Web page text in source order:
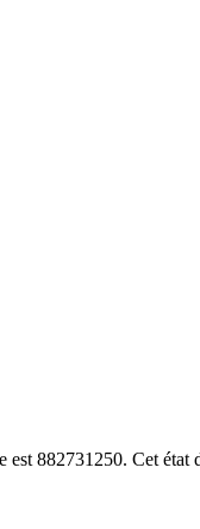
882731250. Cet état